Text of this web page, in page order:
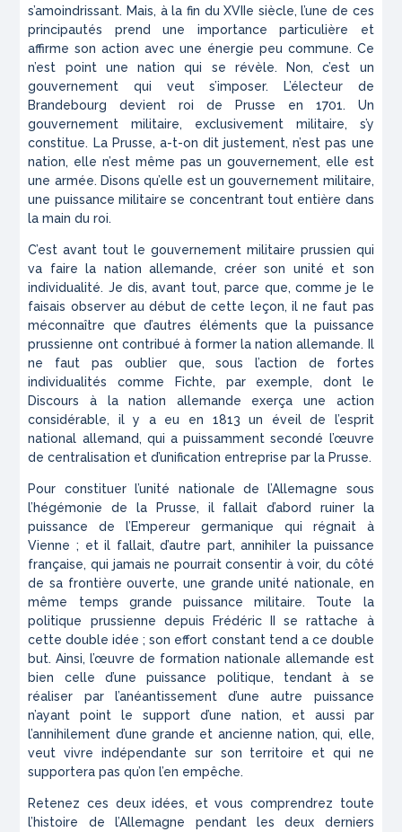
s’amoindrissant. Mais, à la fin du XVIIe siècle, l’une de ces
principautés prend une importance particulière et
affirme son action avec une énergie peu commune. Ce
n’est point une nation qui se révèle. Non, c’est un
gouvernement qui veut s’imposer. L’électeur de
Brandebourg devient roi de Prusse en 1701. Un
gouvernement militaire, exclusivement militaire, s’y
constitue. La Prusse, a-t-on dit justement, n’est pas une
nation, elle n’est même pas un gouvernement, elle est
une armée. Disons qu’elle est un gouvernement militaire,
une puissance militaire se concentrant tout entière dans
la main du roi.
C’est avant tout le gouvernement militaire prussien qui
va faire la nation allemande, créer son unité et son
individualité. Je dis, avant tout, parce que, comme je le
faisais observer au début de cette leçon, il ne faut pas
méconnaître que d’autres éléments que la puissance
prussienne ont contribué à former la nation allemande. Il
ne faut pas oublier que, sous l’action de fortes
individualités comme Fichte, par exemple, dont le
Discours à la nation allemande exerça une action
considérable, il y a eu en 1813 un éveil de l’esprit
national allemand, qui a puissamment secondé l’œuvre
de centralisation et d’unification entreprise par la Prusse.
Pour constituer l’unité nationale de l’Allemagne sous
l’hégémonie de la Prusse, il fallait d’abord ruiner la
puissance de l’Empereur germanique qui régnait à
Vienne ; et il fallait, d’autre part, annihiler la puissance
française, qui jamais ne pourrait consentir à voir, du côté
de sa frontière ouverte, une grande unité nationale, en
même temps grande puissance militaire. Toute la
politique prussienne depuis Frédéric II se rattache à
cette double idée ; son effort constant tend a ce double
but. Ainsi, l’œuvre de formation nationale allemande est
bien celle d’une puissance politique, tendant à se
réaliser par l’anéantissement d’une autre puissance
n’ayant point le support d’une nation, et aussi par
l’annihilement d’une grande et ancienne nation, qui, elle,
veut vivre indépendante sur son territoire et qui ne
supportera pas qu’on l’en empêche.
Retenez ces deux idées, et vous comprendrez toute
l’histoire de l’Allemagne pendant les deux derniers